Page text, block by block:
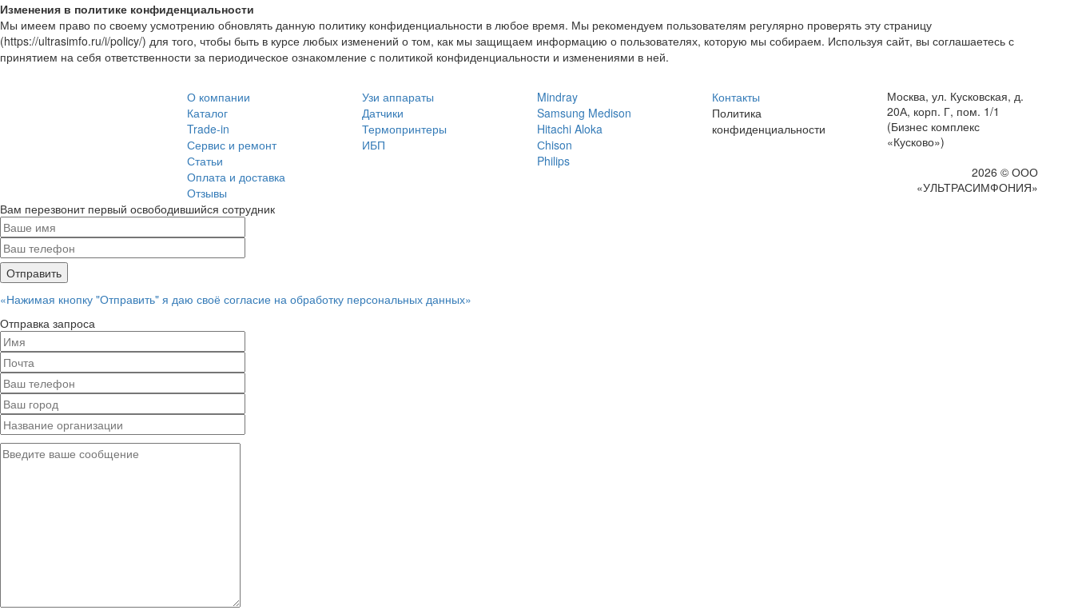
Изменения в политике конфиденциальности
Мы имеем право по своему усмотрению обновлять данную политику конфиденциальности в любое время. Мы рекомендуем пользователям регулярно проверять эту страницу
(https://ultrasimfo.ru/i/policy/) для того, чтобы быть в курсе любых изменений о том, как мы защищаем информацию о пользователях, которую мы собираем. Используя сайт, вы соглашаетесь с
принятием на себя ответственности за периодическое ознакомление с политикой конфиденциальности и изменениями в ней.
О компании
Каталог
Trade-in
Сервис и ремонт
Статьи
Оплата и доставка
Отзывы
Узи аппараты
Датчики
Термопринтеры
ИБП
Mindray
Samsung Medison
Hitachi Aloka
Сhison
Philips
Контакты
Политика
конфиденциальности
Москва, ул. Кусковская, д.
20А, корп. Г, пом. 1/1
(Бизнес комплекс
«Кусково»)
2026 © ООО
«УЛЬТРАСИМФОНИЯ»
Вам перезвонит первый освободившийся сотрудник
«Нажимая кнопку "Отправить" я даю своё согласие на обработку персональных данных»
Отправка запроса